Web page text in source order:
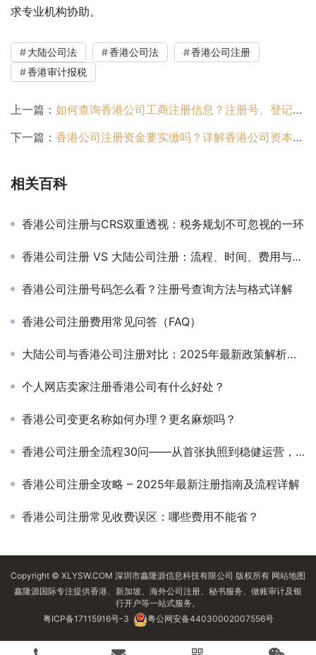
求专业机构协助。
大陆公司法 香港公司法
香港公司注册
香港审计报税
上一篇： 如何查询香港公司工商注册信息？注册号、登记证全解析
下一篇： 香港公司注册资金要实缴吗？详解香港公司资本制度与实缴要求
相关百科
香港公司注册与CRS双重透视：税务规划不可忽视的一环
香港公司注册 VS 大陆公司注册：流程、时间、费用与合规差异对比
香港公司注册号码怎么看？注册号查询方法与格式详解
香港公司注册费用常见问答（FAQ）
大陆公司与香港公司注册对比：2025年最新政策解析与选择指南
个人网店卖家注册香港公司有什么好处？
香港公司变更名称如何办理？更名麻烦吗？
香港公司注册全流程30问——从首张执照到稳健运营，一部「避坑说明书」
香港公司注册全攻略 – 2025年最新注册指南及流程详解
香港公司注册常见收费误区：哪些费用不能省？
Copyright © XLYSW.COM 深圳市鑫隆源信息科技有限公司 版权所有 网站地图
鑫隆源国际专注提供香港、新加坡、海外公司注册、秘书服务、做账审计及银
行开户等一站式服务。
粤ICP备17115916号-3
粤公网安备44030002007556号